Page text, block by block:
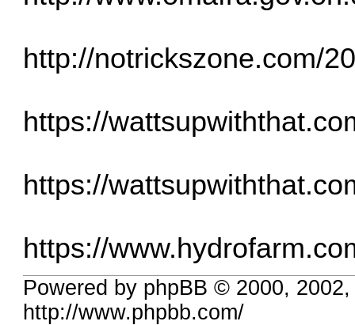
http://notrickszone.com/
https://
https://
https://
Powered by phpBB © 2000,
http://www.phpbb.com/